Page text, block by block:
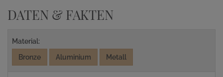
DATEN & FAKTEN
Material:
Bronze
Aluminium Metall